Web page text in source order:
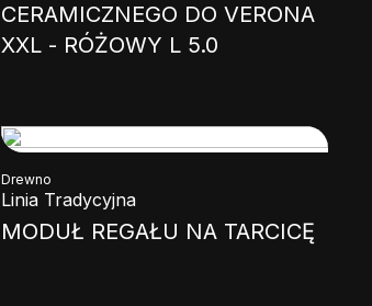
CERAMICZNEGO DO VERONA
XXL - RÓŻOWY L 5.0
Drewno
Linia Tradycyjna
MODUŁ REGAŁU NA TARCICĘ